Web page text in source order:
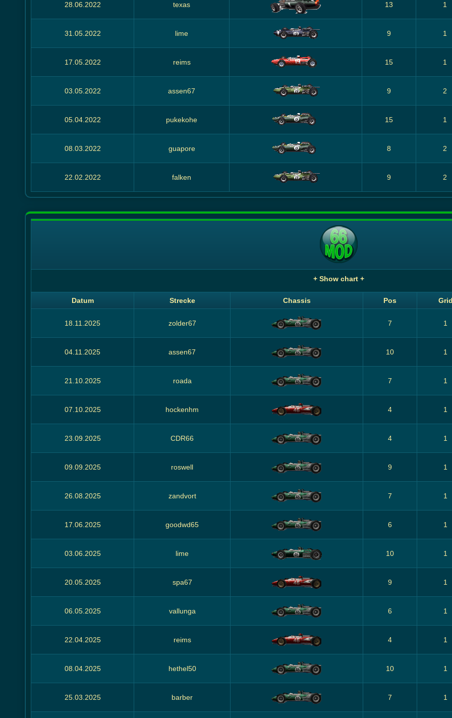
28.06.2022 texas 13 1
31.05.2022 lime 9 1
17.05.2022 reims 15 1
03.05.2022 assen67 9 2
05.04.2022 pukekohe 15 1
08.03.2022 guapore 8 2
22.02.2022 falken 9 2
+ Show chart +
Datum Strecke Chassis Pos
18.11.2025 zolder67 7 1
04.11.2025 assen67 10 1
21.10.2025 roada 7 1
07.10.2025 hockenhm 4 1
23.09.2025 CDR66 4 1
09.09.2025 roswell 9 1
26.08.2025 zandvort 7 1
17.06.2025 goodwd65 6 1
03.06.2025 lime 10 1
20.05.2025 spa67 9 1
06.05.2025 vallunga 6 1
22.04.2025 reims 4 1
08.04.2025 hethel50 10 1
25.03.2025 barber 7 1